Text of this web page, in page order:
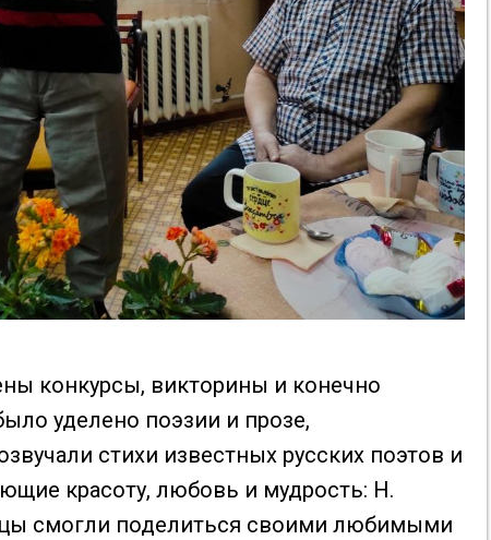
конкурсы, викторины и конечно
уделено поэзии и прозе,
стихи известных русских поэтов и
красоту, любовь и мудрость: Н.
смогли поделиться своими любимыми